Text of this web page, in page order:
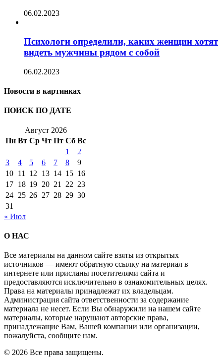
06.02.2023
Психологи определили, каких женщин хотят
видеть мужчины рядом с собой
06.02.2023
Новости в картинках
ПОИСК ПО ДАТЕ
Август 2026
Пн Вт Ср Чт Пт Сб Вс
1
2
3
4 5 6 7 8
9
10 11 12 13 14 15 16
17 18 19 20 21 22 23
24 25 26 27 28 29 30
31
« Июл
О НАС
Все материалы на данном сайте взяты из открытых
источников — имеют обратную ссылку на материал в
интернете или присланы посетителями сайта и
предоставляются исключительно в ознакомительных целях.
Права на материалы принадлежат их владельцам.
Администрация сайта ответственности за содержание
материала не несет. Если Вы обнаружили на нашем сайте
материалы, которые нарушают авторские права,
принадлежащие Вам, Вашей компании или организации,
пожалуйста, сообщите нам.
© 2026 Все права защищены.